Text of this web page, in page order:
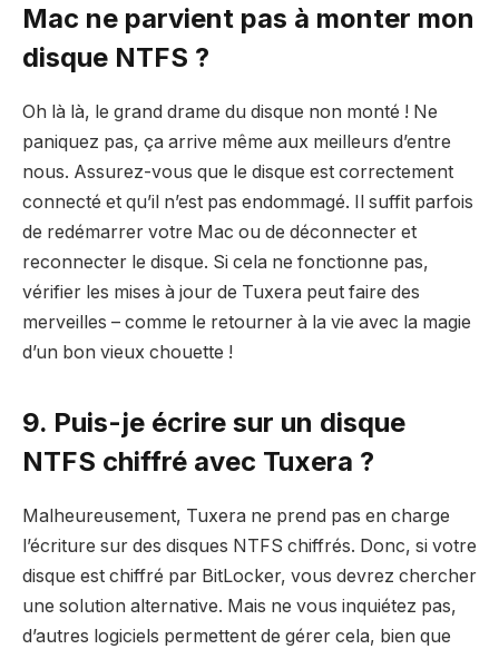
Mac ne parvient pas à monter mon
disque NTFS ?
Oh là là, le grand drame du disque non monté ! Ne
paniquez pas, ça arrive même aux meilleurs d’entre
nous. Assurez-vous que le disque est correctement
connecté et qu’il n’est pas endommagé. Il suffit parfois
de redémarrer votre Mac ou de déconnecter et
reconnecter le disque. Si cela ne fonctionne pas,
vérifier les mises à jour de Tuxera peut faire des
merveilles – comme le retourner à la vie avec la magie
d’un bon vieux chouette !
9. Puis-je écrire sur un disque
NTFS chiffré avec Tuxera ?
Malheureusement, Tuxera ne prend pas en charge
l’écriture sur des disques NTFS chiffrés. Donc, si votre
disque est chiffré par BitLocker, vous devrez chercher
une solution alternative. Mais ne vous inquiétez pas,
d’autres logiciels permettent de gérer cela, bien que